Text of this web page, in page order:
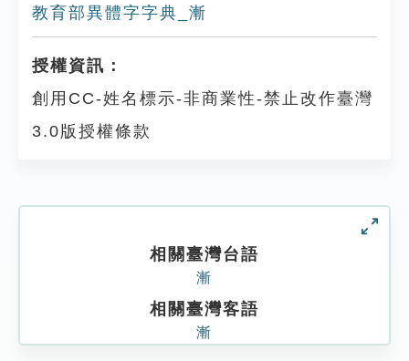
教育部異體字字典_漸
授權資訊：
創用CC-姓名標示-非商業性-禁止改作臺灣
3.0版授權條款
相關臺灣台語
漸
相關臺灣客語
漸